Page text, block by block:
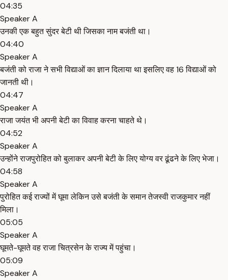
04:35
Speaker A
उनकी एक बहुत सुंदर बेटी थी जिसका नाम बजंती था।
04:40
Speaker A
बजंती को राजा ने सभी विद्याओं का ज्ञान दिलाया था इसलिए वह 16 विद्याओं को
जानती थी।
04:47
Speaker A
राजा जयंत भी अपनी बेटी का विवाह करना चाहते थे।
04:52
Speaker A
उन्होंने राजपुरोहित को बुलाकर अपनी बेटी के लिए योग्य वर ढूंढने के लिए भेजा।
04:58
Speaker A
पुरोहित कई राज्यों में घूमा लेकिन उसे बजंती के समान तेजस्वी राजकुमार नहीं
मिला।
05:05
Speaker A
घूमते-घूमते वह राजा चित्रसेन के राज्य में पहुंचा।
05:09
Speaker A